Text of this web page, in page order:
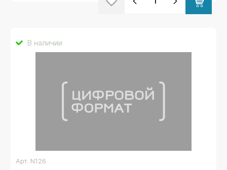
В наличии
Арт. N126